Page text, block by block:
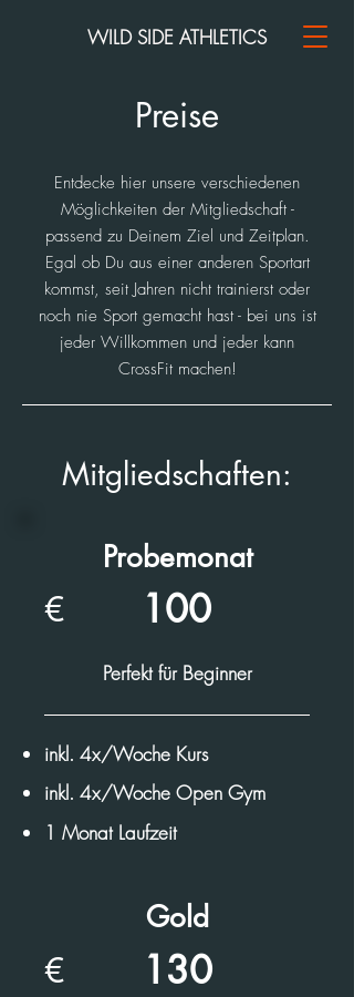
WILD SIDE ATHLETICS
Preise
Entdecke hier unsere verschiedenen
Möglichkeiten der Mitgliedschaft -
passend zu Deinem Ziel und Zeitplan.
Egal ob Du aus einer anderen Sportart
kommst, seit Jahren nicht trainierst oder
noch nie Sport gemacht hast - bei uns ist
jeder Willkommen und jeder kann
CrossFit machen!
Mitgliedschaften:
Probemonat
€ 100
Perfekt für Beginner
inkl. 4x/Woche Kurs
inkl. 4x/Woche Open Gym
1 Monat Laufzeit
Gold
€ 130